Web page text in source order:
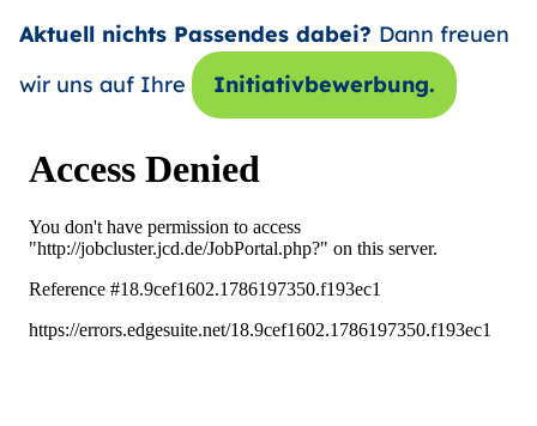
Aktuell nichts Passendes dabei? Dann freuen
wir uns auf Ihre
Initiativbewerbung.